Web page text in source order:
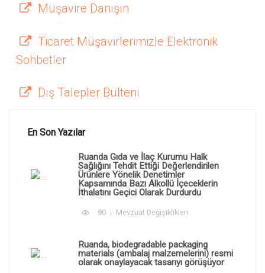
Müşavire Danışın
Ticaret Müşavirlerimizle Elektronik
Sohbetler
Dış Talepler Bülteni
En Son Yazılar
Ruanda Gıda ve İlaç Kurumu Halk
Sağlığını Tehdit Ettiği Değerlendirilen
Ürünlere Yönelik Denetimler
Kapsamında Bazı Alkollü İçeceklerin
İthalatını Geçici Olarak Durdurdu
80 Mevzuat Değişiklikleri
Ruanda, biodegradable packaging
materials (ambalaj malzemelerini) resmi
olarak onaylayacak tasarıyı görüşüyor